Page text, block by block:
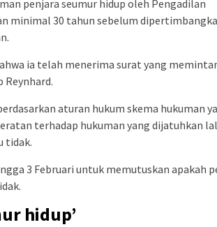
penjara seumur hidup oleh Pengadilan
minimal 30 tahun sebelum
ia telah menerima surat yang
aturan hukum skema hukuman
terhadap hukuman yang dijatuhkan
tidak.
3 Februari untuk memutuskan apakah
hidup’